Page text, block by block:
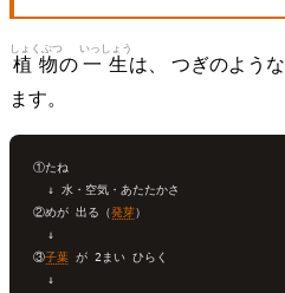
植物
しょくぶつ
の 一生
いっしょう
は、 つぎのような
ます。
①たね
  ↓ 水・空気・あたたかさ
②めが 出る（発芽）
  ↓
③子葉 が 2まい ひらく
  ↓